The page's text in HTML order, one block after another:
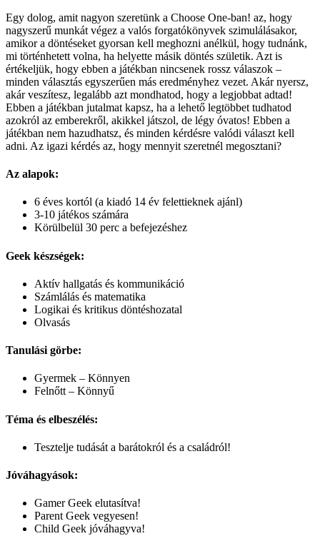
Egy dolog, amit nagyon szeretünk a Choose One-ban! az, hogy
nagyszerű munkát végez a valós forgatókönyvek szimulálásakor,
amikor a döntéseket gyorsan kell meghozni anélkül, hogy tudnánk,
mi történhetett volna, ha helyette másik döntés születik. Azt is
értékeljük, hogy ebben a játékban nincsenek rossz válaszok –
minden választás egyszerűen más eredményhez vezet. Akár nyersz,
akár veszítesz, legalább azt mondhatod, hogy a legjobbat adtad!
Ebben a játékban jutalmat kapsz, ha a lehető legtöbbet tudhatod
azokról az emberekről, akikkel játszol, de légy óvatos! Ebben a
játékban nem hazudhatsz, és minden kérdésre valódi választ kell
adni. Az igazi kérdés az, hogy mennyit szeretnél megosztani?
Az alapok:
6 éves kortól (a kiadó 14 év felettieknek ajánl)
3-10 játékos számára
Körülbelül 30 perc a befejezéshez
Geek készségek:
Aktív hallgatás és kommunikáció
Számlálás és matematika
Logikai és kritikus döntéshozatal
Olvasás
Tanulási görbe:
Gyermek – Könnyen
Felnőtt – Könnyű
Téma és elbeszélés:
Tesztelje tudását a barátokról és a családról!
Jóváhagyások:
Gamer Geek elutasítva!
Parent Geek vegyesen!
Child Geek jóváhagyva!